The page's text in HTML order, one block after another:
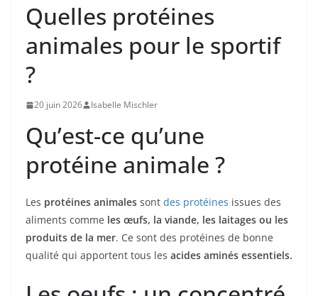
Quelles protéines
animales pour le sportif
?
20 juin 2026 Isabelle Mischler
Qu’est-ce qu’une
protéine animale ?
Les protéines animales sont des protéines issues des
aliments comme les œufs, la viande, les laitages ou les
produits de la mer. Ce sont des protéines de bonne
qualité qui apportent tous les acides aminés essentiels.